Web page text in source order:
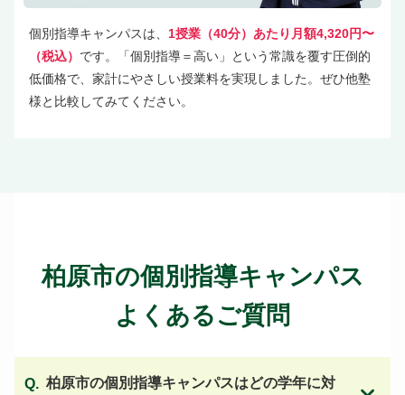
個別指導キャンパスは、 1授業（40分）あたり月額4,320円〜
（税込） です。「個別指導＝高い」という常識を覆す圧倒的
低価格で、家計にやさしい授業料を実現しました。ぜひ他塾
様と比較してみてください。
柏原市の個別指導キャンパス
よくあるご質問
柏原市の個別指導キャンパスはどの学年に対